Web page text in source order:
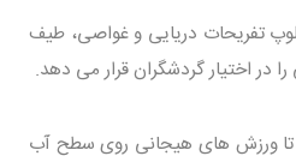
با داشتن بیش از 20 کلوپ تفریحات دریایی و غواصی، طیف
در اختیار گردشگران قرار می دهد.
تا ورزش های هیجانی روی سطح آب